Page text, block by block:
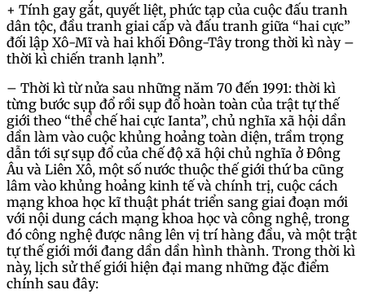
+ Tính gay gắt, quyết liệt, phức tạp của cuộc đấu tranh
dân tộc, đầu tranh giai cấp và đấu tranh giữa “hai cực”
đối lập Xô-Mĩ và hai khối Đông-Tây trong thời kì này –
thời kì chiến tranh lạnh”.
– Thời kì từ nửa sau những năm 70 đến 1991: thời kì
từng bước sụp đổ rồi sụp đổ hoàn toàn của trật tự thế
giới theo “thể chế hai cực Ianta”, chủ nghĩa xã hội dần
dần làm vào cuộc khủng hoảng toàn diện, trầm trọng
dẫn tới sự sụp đổ của chế độ xã hội chủ nghĩa ở Đông
Âu và Liên Xô, một số nước thuộc thế giới thứ ba cũng
lâm vào khủng hoảng kinh tế và chính trị, cuộc cách
mạng khoa học kĩ thuật phát triển sang giai đoạn mới
với nội dung cách mạng khoa học và công nghệ, trong
đó công nghệ được nâng lên vị trí hàng đầu, và một trật
tự thế giới mới đang dần dần hình thành. Trong thời kì
này, lịch sử thế giới hiện đại mang những đặc điểm
chính sau đây: